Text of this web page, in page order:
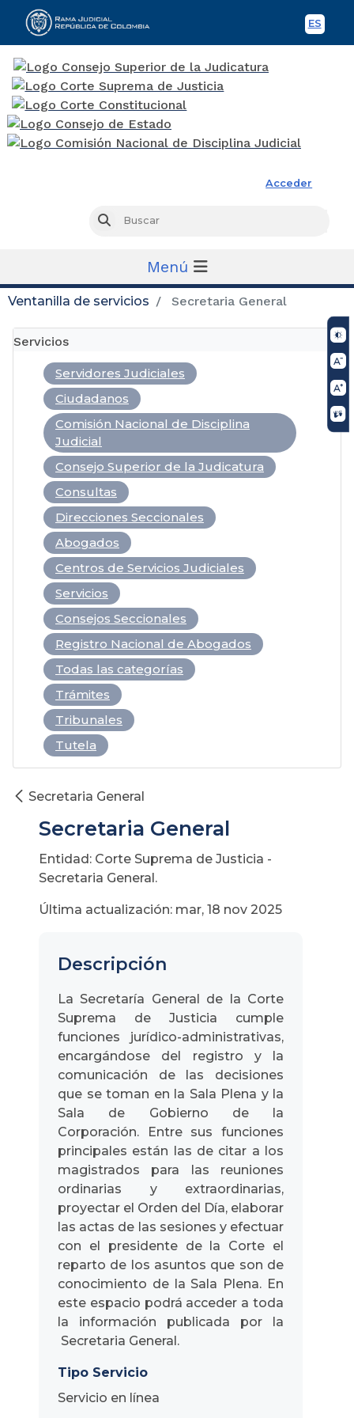
ES
Acceder
Buscar
Menú
Ventanilla de servicios Secretaria General
Servicios
Abogados
Centros de Servicios Judiciales
Ciudadanos
Comisión Nacional de Disciplina
Judicial
Consejo Superior de la Judicatura
Consejos Seccionales
Consultas
Direcciones Seccionales
Registro Nacional de Abogados
Servicios
Servidores Judiciales
Todas las categorías
Trámites
Tribunales
Tutela
Secretaria General
Secretaria General
Entidad: Corte Suprema de Justicia -
Secretaria General.
Última actualización: mar, 18 nov 2025
Descripción
La Secretaría General de la Corte
Suprema de Justicia cumple
funciones jurídico-administrativas,
encargándose del registro y la
comunicación de las decisiones
que se toman en la Sala Plena y la
Sala de Gobierno de la
Corporación. Entre sus funciones
principales están las de citar a los
magistrados para las reuniones
ordinarias y extraordinarias,
proyectar el Orden del Día, elaborar
las actas de las sesiones y efectuar
con el presidente de la Corte el
reparto de los asuntos que son de
conocimiento de la Sala Plena. En
este espacio podrá acceder a toda
la información publicada por la
Secretaria General.
Tipo Servicio
Servicio en línea